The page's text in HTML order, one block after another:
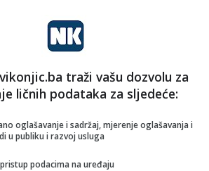
traži vašu dozvolu za
ličnih podataka za sljedeće:
oglašavanje i sadržaj, mjerenje oglašavanja i
u publiku i razvoj usluga
podacima na uređaju